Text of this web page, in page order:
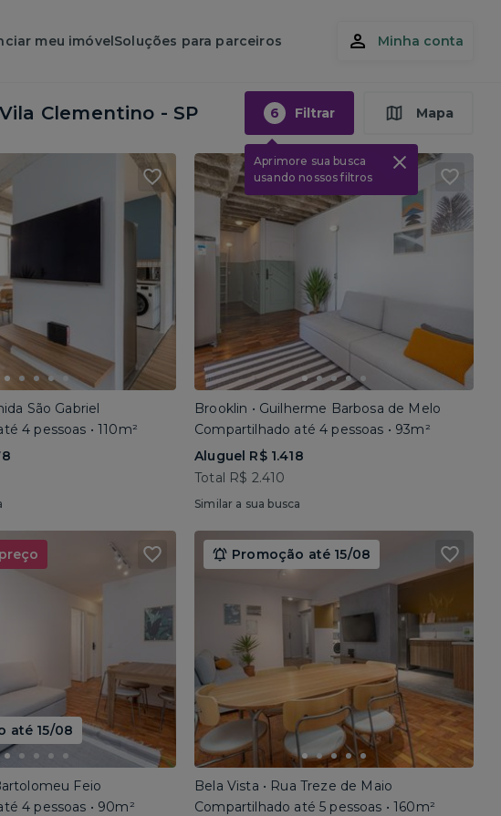
meu imóvelSoluções para parceiros Minha conta
Vila Clementino - SP 6 Filtrar
Aprimore sua busca
usando nossos filtros
Mapa
São Gabriel
4 pessoas • 110m²
Brooklin • Guilherme Barbosa de Melo
Compartilhado até 4 pessoas • 93m²
Aluguel R$ 1.418
Total R$ 2.410
Similar a sua busca
até 15/08
Feio
4 pessoas • 90m²
Promoção até 15/08
Bela Vista • Rua Treze de Maio
Compartilhado até 5 pessoas • 160m²